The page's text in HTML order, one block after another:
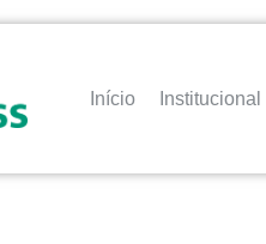
Início Institucional